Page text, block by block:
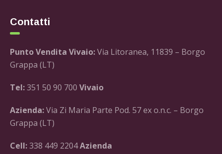
Contatti
Punto Vendita Vivaio:Via Litoranea, 11839 – Borgo
Grappa (LT)
Tel:351 50 90 700Vivaio
Azienda:Via Zi Maria Parte Pod. 57 ex o.n.c. – Borgo
Grappa (LT)
Cell:338 449 2204Azienda